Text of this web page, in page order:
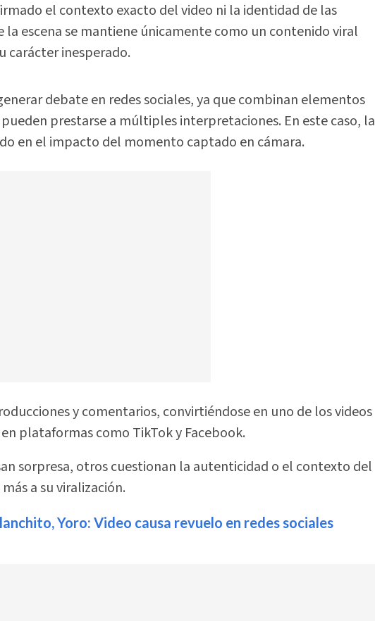
el contexto exacto del video ni la identidad de las
la escena se mantiene únicamente como un contenido viral
carácter inesperado.
debate en redes sociales, ya que combinan elementos
prestarse a múltiples interpretaciones. En este caso, la
en el impacto del momento captado en cámara.
y comentarios, convirtiéndose en uno de los videos
plataformas como TikTok y Facebook.
sorpresa, otros cuestionan la autenticidad o el contexto del
a su viralización.
Yoro: Video causa revuelo en redes sociales